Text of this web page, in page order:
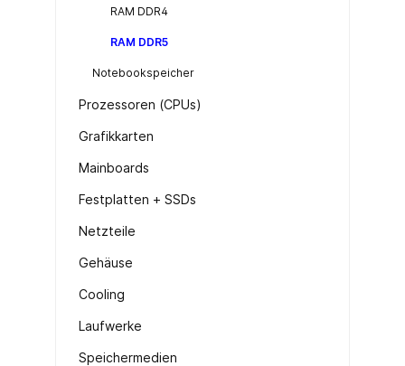
RAM DDR4
RAM DDR5
Notebookspeicher
Prozessoren (CPUs)
Grafikkarten
Mainboards
Festplatten + SSDs
Netzteile
Gehäuse
Cooling
Laufwerke
Speichermedien